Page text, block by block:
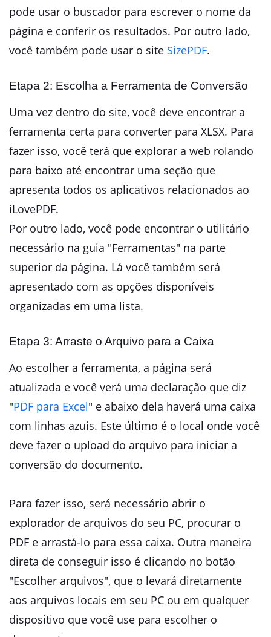
pode usar o buscador para escrever o nome da
página e conferir os resultados. Por outro lado,
você também pode usar o site SizePDF.
Etapa 2: Escolha a Ferramenta de Conversão
Uma vez dentro do site, você deve encontrar a
ferramenta certa para converter para XLSX. Para
fazer isso, você terá que explorar a web rolando
para baixo até encontrar uma seção que
apresenta todos os aplicativos relacionados ao
iLovePDF.
Por outro lado, você pode encontrar o utilitário
necessário na guia "Ferramentas" na parte
superior da página. Lá você também será
apresentado com as opções disponíveis
organizadas em uma lista.
Etapa 3: Arraste o Arquivo para a Caixa
Ao escolher a ferramenta, a página será
atualizada e você verá uma declaração que diz
"PDF para Excel" e abaixo dela haverá uma caixa
com linhas azuis. Este último é o local onde você
deve fazer o upload do arquivo para iniciar a
conversão do documento.
Para fazer isso, será necessário abrir o
explorador de arquivos do seu PC, procurar o
PDF e arrastá-lo para essa caixa. Outra maneira
direta de conseguir isso é clicando no botão
"Escolher arquivos", que o levará diretamente
aos arquivos locais em seu PC ou em qualquer
dispositivo que você use para escolher o